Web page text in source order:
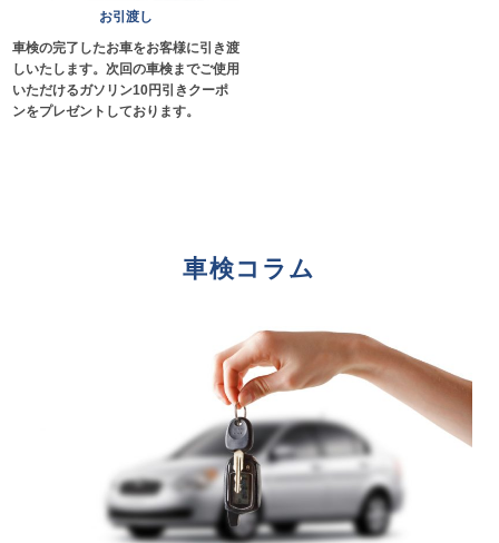
お引渡し
車検の完了したお車をお客様に引き渡
しいたします。次回の車検までご使用
いただけるガソリン10円引きクーポ
ンをプレゼントしております。
車検コラム